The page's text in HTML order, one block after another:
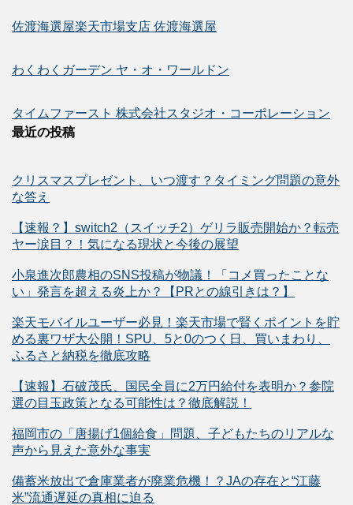
佐渡海選屋楽天市場支店 佐渡海選屋
わくわくガーデン ヤ・オ・ワールドン
タイムファースト 株式会社スタジオ・コーポレーション
最近の投稿
クリスマスプレゼント、いつ渡す？タイミング問題の意外
な答え
【速報？】switch2（スイッチ2）ゲリラ販売開始か？転売
ヤー涙目？！気になる現状と今後の展望
小泉進次郎農相のSNS投稿が物議！「コメ買ったことな
い」発言を超える炎上か？【PRとの線引きは？】
楽天モバイルユーザー必見！楽天市場で賢くポイントを貯
める裏ワザ大公開！SPU、5と0のつく日、買いまわり、
ふるさと納税を徹底攻略
【速報】石破茂氏、国民全員に2万円給付を表明か？参院
選の目玉政策となる可能性は？徹底解説！
福岡市の「唐揚げ1個給食」問題、子どもたちのリアルな
声から見えた意外な事実
備蓄米放出で倉庫業者が廃業危機！？JAの存在と“江藤
米”流通遅延の真相に迫る